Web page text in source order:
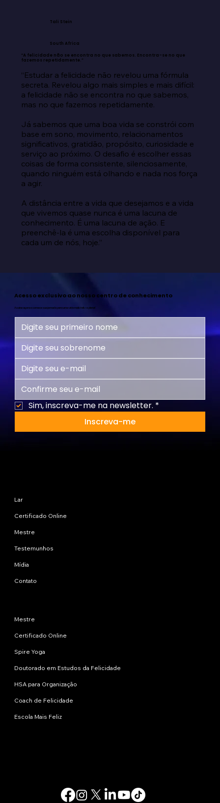
Tali Stein
South Africa
“A felicidade não se encontra no que sabemos. Encontra-se no que
fazemos repetidamente.”
“Estudar a felicidade não revelou uma fórmula
secreta. Revelou algo mais simples e mais difícil:
a felicidade não se encontra no que sabemos,
mas no que fazemos repetidamente.
Já sabemos que uma boa vida se constrói com
base em sono, movimento, relacionamentos
significativos, gratidão, propósito, curiosidade e
serviço ao próximo. O desafio é escolher essas
coisas de forma consistente, silenciosamente,
quando ninguém está olhando e nada nos força
a agir.
A distância entre a vida que desejamos e a vida
que vivemos quase nunca é uma lacuna de
conhecimento. É uma lacuna de ação. E
preenchê-la é uma escolha disponível para
cada um de nós, hoje.”
Acesso exclusivo ao nosso centro de conhecimento
Assine agora e comece sua jornada para uma vida mais feliz e plena!
Sim, inscreva-me na newsletter. *
Inscreva-me
Lar
Certificado Online
Mestre
Testemunhos
Mídia
Contato
Mestre
Certificado Online
Spire Yoga
Doutorado em Estudos da Felicidade
HSA para Organização
Coach de Felicidade
Escola Mais Feliz